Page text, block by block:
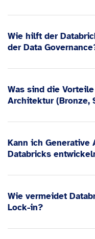
Wie hilft der
der Data
Was sind die
Architektur (Bronze,
Kann ich Generative
Databricks
Wie vermeidet
Lock-in?